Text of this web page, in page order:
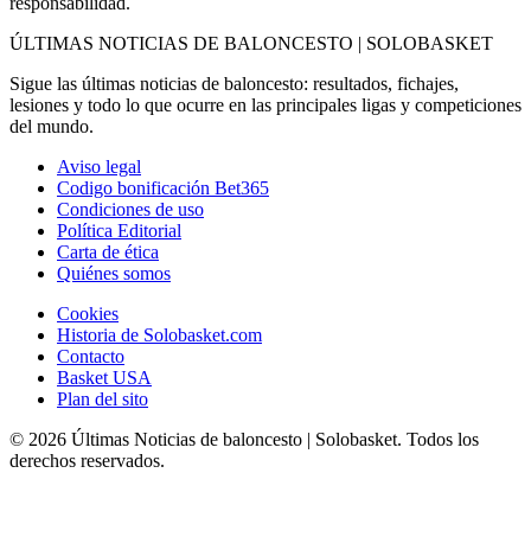
ÚLTIMAS NOTICIAS DE BALONCESTO | SOLOBASKET
Sigue las últimas noticias de baloncesto: resultados, fichajes,
lesiones y todo lo que ocurre en las principales ligas y competiciones
del mundo.
Aviso legal
Codigo bonificación Bet365
Condiciones de uso
Política Editorial
Carta de ética
Quiénes somos
Cookies
Historia de Solobasket.com
Contacto
Basket USA
Plan del sito
© 2026 Últimas Noticias de baloncesto | Solobasket. Todos los
derechos reservados.